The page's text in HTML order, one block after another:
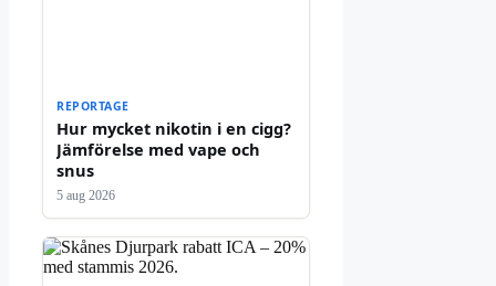
REPORTAGE
Hur mycket nikotin i en cigg?
Jämförelse med vape och
snus
5 aug 2026